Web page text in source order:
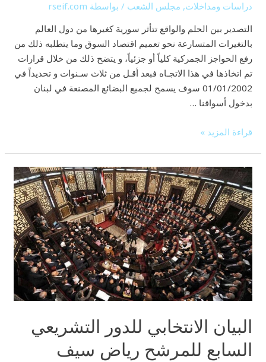
دراسات ومداخلات, مجلس الشعب / بواسطة rseif.com
التصدير بين الحلم والواقع تتأثر سورية كغيرها من دول العالم
بالتغيرات المتسارعة نحو تعميم اقتصاد السوق وما يتطلبه ذلك من
رفع الحواجز الجمركية كلياً أو جزئياً، و يتضح ذلك من خلال قرارات
تم اتخاذها في هذا الاتجـاه فبعد أقـل من ثلاث سـنوات و تحديداً في
01/01/2002 سوف يسمح لجميع البضائع المصنعة في لبنان
بدخول أسواقنا …
قراءة المزيد »
البيان الانتخابي للدور التشريعي
السابع للمرشح رياض سيف
البيان
الانتخابي
للدور
التشريعي
السابع
للمرشح
رياض
سيف